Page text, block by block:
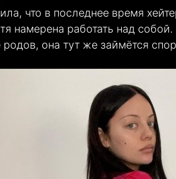
что в последнее время
намерена работать над
родов, она тут же займётся